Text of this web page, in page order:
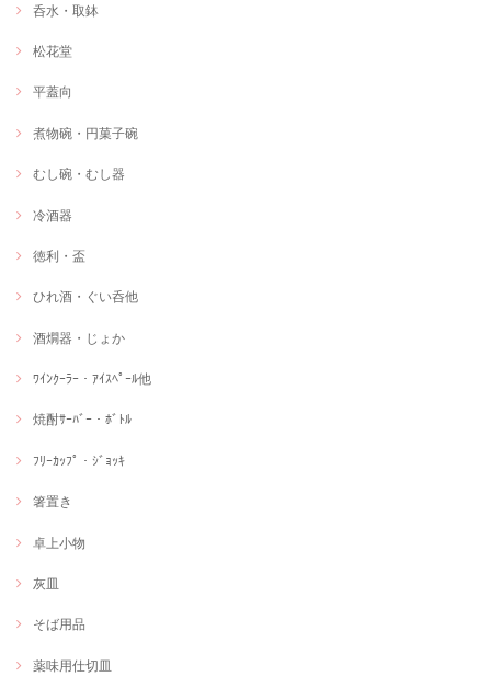
呑水・取鉢
松花堂
平蓋向
煮物碗・円菓子碗
むし碗・むし器
冷酒器
徳利・盃
ひれ酒・ぐい呑他
酒燗器・じょか
ﾜｲﾝｸｰﾗｰ・ｱｲｽﾍﾟｰﾙ他
焼酎ｻｰﾊﾞｰ・ﾎﾞﾄﾙ
ﾌﾘｰｶｯﾌﾟ・ｼﾞｮｯｷ
箸置き
卓上小物
灰皿
そば用品
薬味用仕切皿